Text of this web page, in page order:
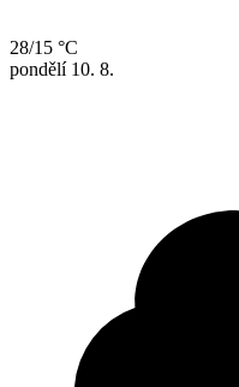
28/15 °C
pondělí 10. 8.